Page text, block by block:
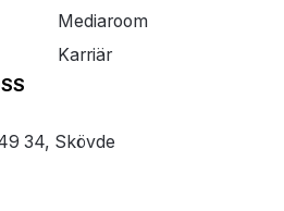
Mediaroom
Karriär
34, Skövde